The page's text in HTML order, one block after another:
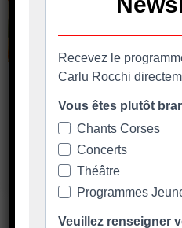
Inscriptions au
Mercatu di Natale in
décembre 2026 Le
retourner avant le 7
En savoir plus